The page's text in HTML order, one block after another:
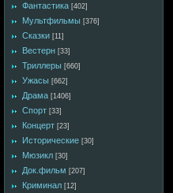
Фантастика [402]
Мультфильмы [376]
Сказки [11]
Вестерн [33]
Триллеры [660]
Ужасы [662]
Драма [1406]
Спорт [33]
Концерт [23]
Исторические [30]
Мюзикл [30]
Док.фильм [207]
Криминал [12]